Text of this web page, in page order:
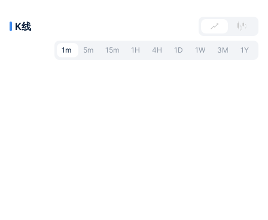
K线
1m 5m 15m 1H 4H 1D 1W 3M 1Y